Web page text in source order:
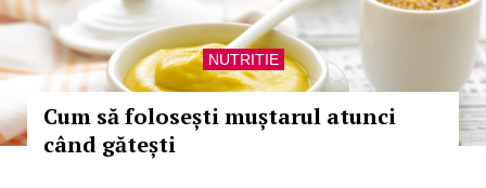
NUTRITIE
Cum să folosești muștarul atunci
când gătești